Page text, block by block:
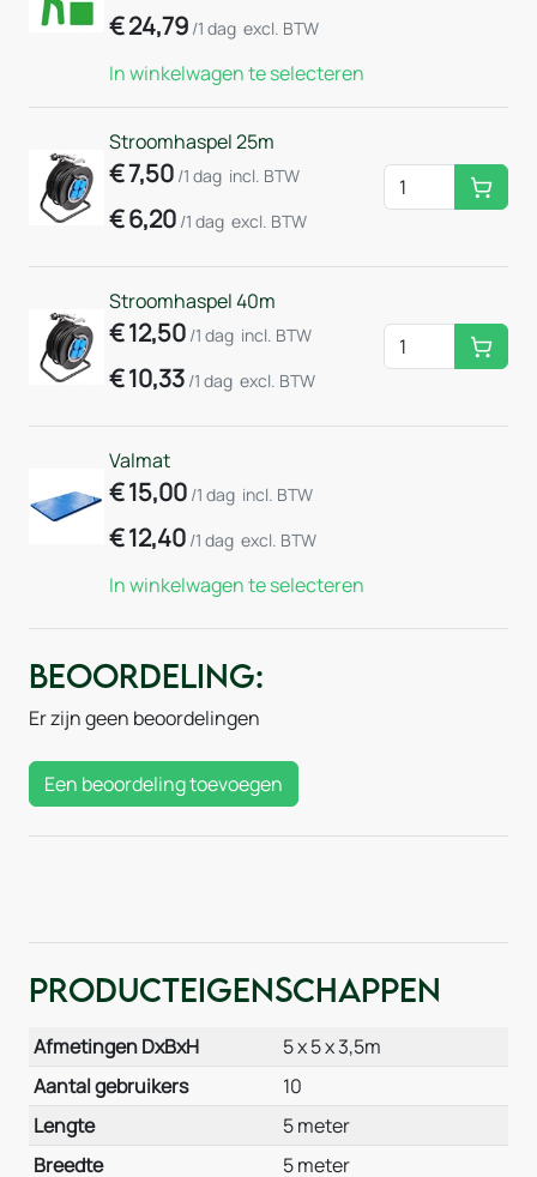
€24,79 /1 dag excl. BTW
In winkelwagen te selecteren
Stroomhaspel 25m
€7,50 /1 dag incl. BTW
€6,20 /1 dag excl. BTW
Stroomhaspel 40m
€12,50 /1 dag incl. BTW
€10,33 /1 dag excl. BTW
Valmat
€15,00 /1 dag incl. BTW
€12,40 /1 dag excl. BTW
In winkelwagen te selecteren
Beoordeling:
Er zijn geen beoordelingen
Een beoordeling toevoegen
Producteigenschappen
Afmetingen DxBxH
5 x 5 x 3,5m
Aantal gebruikers
10
Lengte
5 meter
Breedte
5 meter